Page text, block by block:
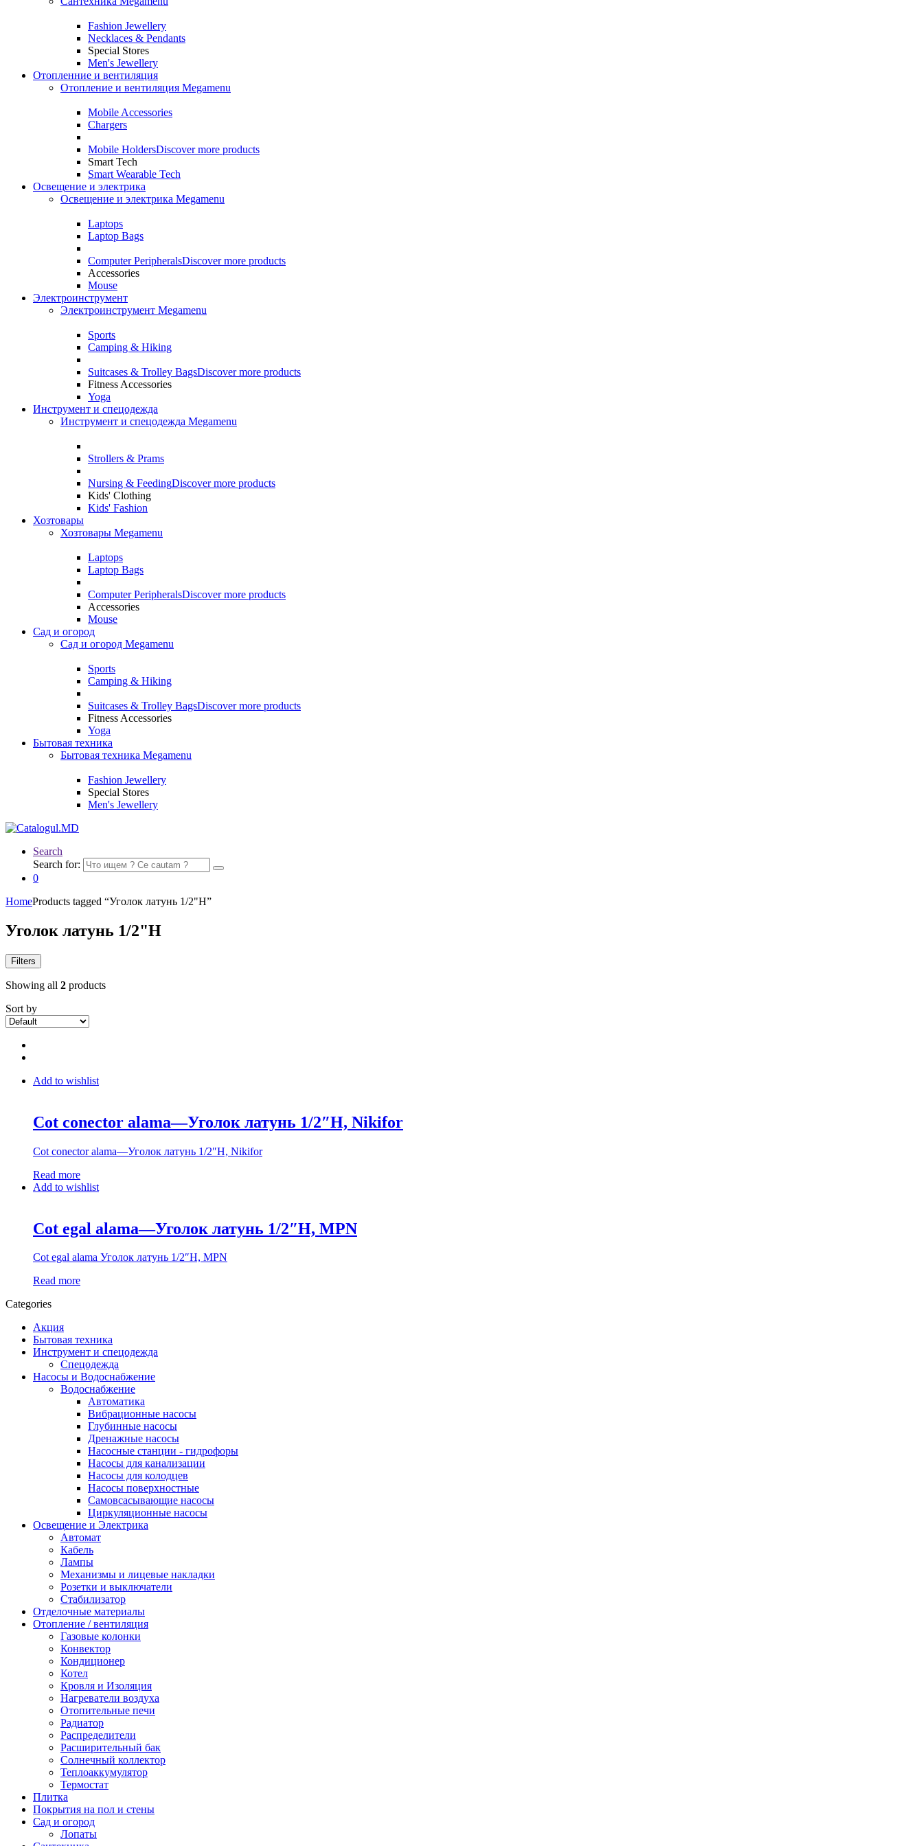
Fashion Jewellery
Necklaces & Pendants
Special Stores
Men's Jewellery
Отопленние и вентиляция
Отопление и вентиляция Megamenu
Mobile Accessories
Chargers
Mobile HoldersDiscover more products
Smart Tech
Smart Wearable Tech
Освещение и электрика
Освещение и электрика Megamenu
Laptops
Laptop Bags
Computer PeripheralsDiscover more products
Accessories
Mouse
Электроинструмент
Электроинструмент Megamenu
Sports
Camping & Hiking
Suitcases & Trolley BagsDiscover more products
Fitness Accessories
Yoga
Инструмент и спецодежда
Инструмент и спецодежда Megamenu
Strollers & Prams
Nursing & FeedingDiscover more products
Kids' Clothing
Kids' Fashion
Хозтовары
Хозтовары Megamenu
Laptops
Laptop Bags
Computer PeripheralsDiscover more products
Accessories
Mouse
Сад и огород
Сад и огород Megamenu
Sports
Camping & Hiking
Suitcases & Trolley BagsDiscover more products
Fitness Accessories
Yoga
Бытовая техника
Бытовая техника Megamenu
Fashion Jewellery
Special Stores
Men's Jewellery
Search
Search for:
0
HomeProducts tagged “Уголок латунь 1/2"Н”
Уголок латунь 1/2"Н
Filters
Showing all 2 products
Sort by
Add to wishlist
Cot conector alama—Уголок латунь 1/2″Н, Nikifor
Cot conector alama—Уголок латунь 1/2″Н, Nikifor
Read more
Add to wishlist
Cot egal alama—Уголок латунь 1/2″Н, MPN
Cot egal alama Уголок латунь 1/2″Н, MPN
Read more
Categories
Акция
Бытовая техника
Инструмент и спецодежда
Спецодежда
Насосы и Водоснабжение
Водоснабжение
Автоматика
Вибрационные насосы
Глубинные насосы
Дренажные насосы
Насосные станции - гидрофоры
Насосы для канализации
Насосы для колодцев
Насосы поверхностные
Самовсасывающие насосы
Циркуляционные насосы
Освещение и Электрика
Автомат
Кабель
Лампы
Механизмы и лицевые накладки
Розетки и выключатели
Стабилизатор
Отделочные материалы
Отопление / вентиляция
Газовые колонки
Конвектор
Кондиционер
Котел
Кровля и Изоляция
Нагреватели воздуха
Отопительные печи
Радиатор
Распределители
Расширительный бак
Солнечный коллектор
Теплоаккумулятор
Термостат
Плитка
Покрытия на пол и стены
Сад и огород
Лопаты